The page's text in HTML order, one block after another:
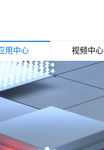
用中心
亚克力
性材料
飞织鞋面
码印花
视频中心